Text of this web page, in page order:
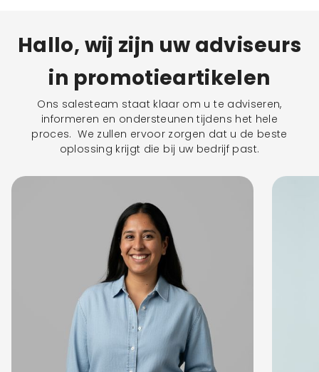
Hallo, wij zijn uw adviseurs
in promotieartikelen
Ons salesteam staat klaar om u te adviseren,
informeren en ondersteunen tijdens het hele
proces. We zullen ervoor zorgen dat u de beste
oplossing krijgt die bij uw bedrijf past.